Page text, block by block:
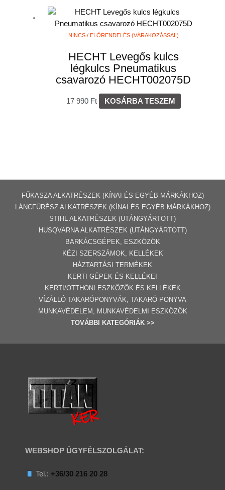
NINCS / ELŐRENDELÉS (VÁRAKOZÁSSAL)
HECHT Levegős kulcs
légkulcs Pneumatikus
csavarozó HECHT002075D
17 990 Ft KOSÁRBA TESZEM
FŰKASZA ALKATRÉSZEK (KÍNAI ÉS EGYÉB MÁRKÁKHOZ)
LÁNCFŰRÉSZ ALKATRÉSZEK (KÍNAI ÉS EGYÉB MÁRKÁKHOZ)
STIHL ALKATRÉSZEK (UTÁNGYÁRTOTT)
HUSQVARNA ALKATRÉSZEK (UTÁNGYÁRTOTT)
BARKÁCSGÉPEK
ESZKÖZÖK
KÉZI SZERSZÁMOK, KELLÉKEK
HÁZTARTÁSI TERMÉKEK
KERTI GÉPEK ÉS KELLÉKEI
KERTI/OTTHONI ESZKÖZÖK ÉS KELLÉKEK
VÍZÁLLÓ TAKARÓPONYVÁK, TAKARÓ PONYVA
MUNKAVÉDELEM, MUNKAVÉDELMI ESZKÖZÖK
TOVÁBBI KATEGÓRIÁK >>
WEBSHOP ÜGYFÉLSZOLGÁLAT:
Tel.: +36/30 216 20 28